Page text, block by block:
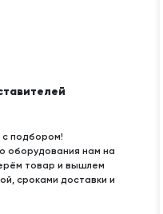
подбором!
оборудования нам на
товар и вышлем
сроками доставки и